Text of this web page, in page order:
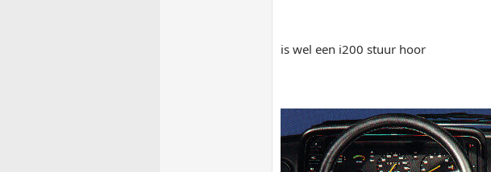
is wel een i200 stuur hoor